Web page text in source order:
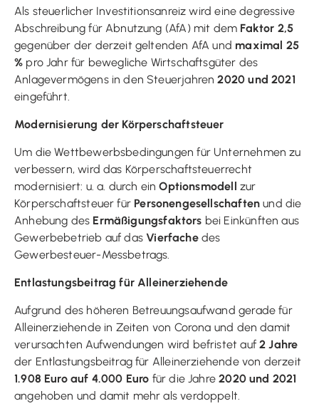
Als steuerlicher Investitionsanreiz wird eine degressive
Abschreibung für Abnutzung (AfA) mit dem Faktor 2,5
gegenüber der derzeit geltenden AfA und maximal 25
% pro Jahr für bewegliche Wirtschaftsgüter des
Anlagevermögens in den Steuerjahren2020 und 2021
eingeführt.
Modernisierung der Körperschaftsteuer
Um die Wettbewerbsbedingungen für Unternehmen zu
verbessern, wird das Körperschaftsteuerrecht
modernisiert: u. a. durch einOptionsmodell zur
Körperschaftsteuer für Personengesellschaften und die
Anhebung des Ermäßigungsfaktors bei Einkünften aus
Gewerbebetrieb auf dasVierfachedes
Gewerbesteuer-Messbetrags.
Entlastungsbeitrag für Alleinerziehende
Aufgrund des höheren Betreuungsaufwand gerade für
Alleinerziehende in Zeiten von Corona und den damit
verursachten Aufwendungen wird befristet auf2 Jahre
der Entlastungsbeitrag für Alleinerziehende von derzeit
1.908 Euro auf 4.000 Euro für die Jahre2020 und 2021
angehoben und damit mehr als verdoppelt.